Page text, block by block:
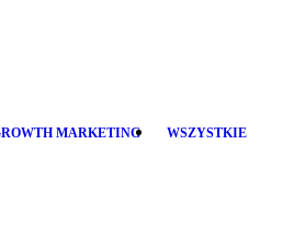
MARKETING WSZYSTKIE